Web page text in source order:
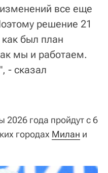
все еще
решение 21
был план
мы и работаем.
- сказал
года пройдут с 6
городах Милан и